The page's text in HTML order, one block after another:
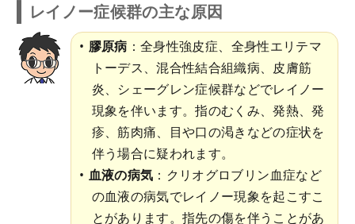
レイノー症候群の主な原因
膠原病 ：全身性強皮症、全身性エリテマ
トーデス、混合性結合組織病、皮膚筋
炎、シェーグレン症候群などでレイノー
現象を伴います。指のむくみ、発熱、発
疹、筋肉痛、目や口の渇きなどの症状を
伴う場合に疑われます。
血液の病気 ：クリオグロブリン血症など
の血液の病気でレイノー現象を起こすこ
とがあります。指先の傷を伴うことがあ